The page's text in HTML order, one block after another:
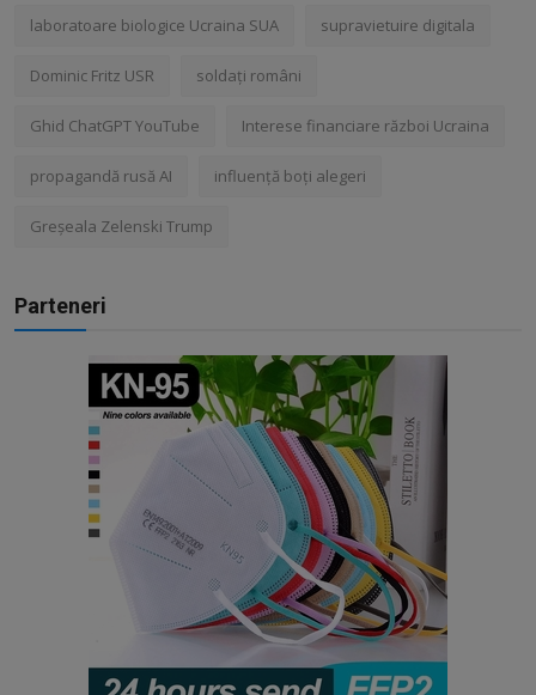
laboratoare biologice Ucraina SUA supravietuire digitala
Dominic Fritz USR soldați români
Ghid ChatGPT YouTube Interese financiare război Ucraina
propagandă rusă AI influență boți alegeri
Greșeala Zelenski Trump
Parteneri